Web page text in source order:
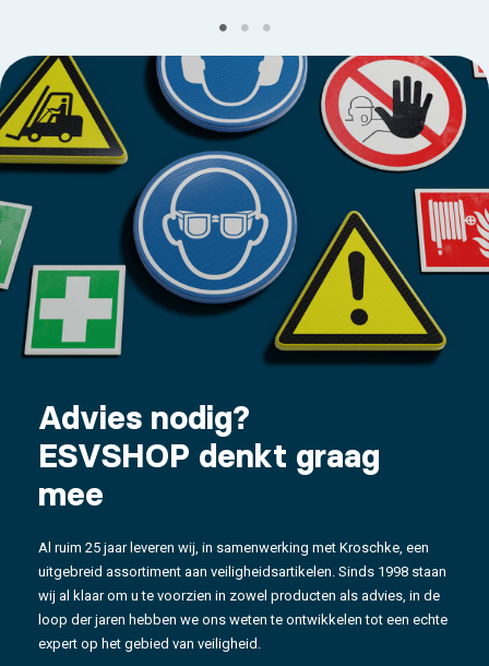
Advies nodig?
ESVSHOP denkt graag
mee
Al ruim 25 jaar leveren wij, in samenwerking met Kroschke, een
uitgebreid assortiment aan veiligheidsartikelen. Sinds 1998 staan
wij al klaar om u te voorzien in zowel producten als advies, in de
loop der jaren hebben we ons weten te ontwikkelen tot een echte
expert op het gebied van veiligheid.